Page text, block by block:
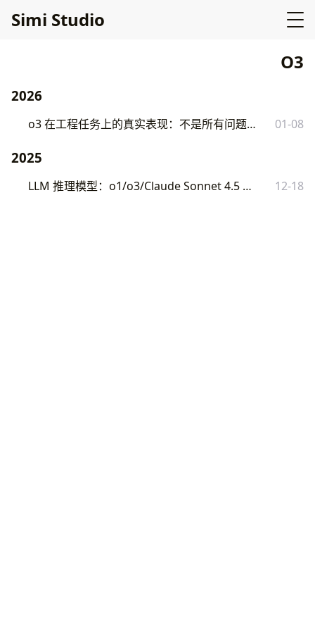
Simi Studio
O3
2026
o3 在工程任务上的真实表现：不是所有问题都值得等它想 01-08
2025
LLM 推理模型：o1/o3/Claude Sonnet 4.5 到底在解决什么问题 12-18